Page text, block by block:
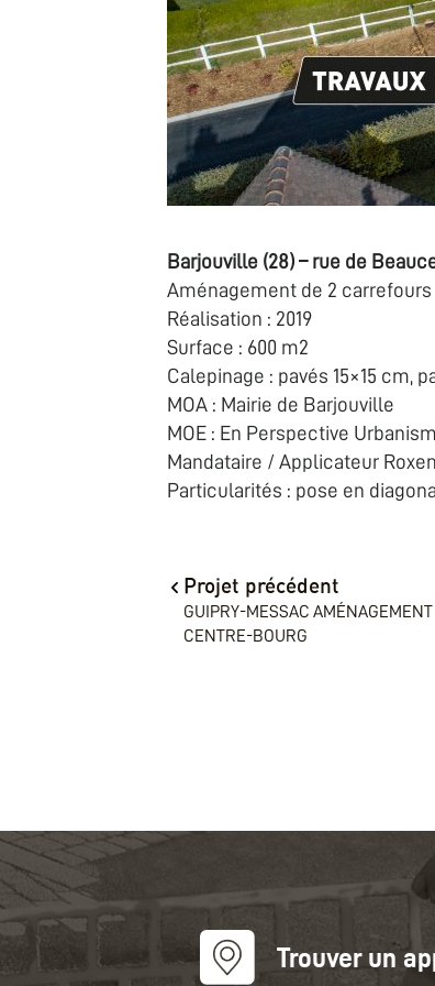
Barjouville (28) – rue de
Aménagement de 2 carrefours
Réalisation : 2019
Surface : 600 m2
Calepinage : pavés 15×15 cm,
MOA : Mairie de Barjouville
MOE : En Perspective
Mandataire / Applicateur
Particularités : pose en
Projet précédent
GUIPRY-MESSAC AMÉNAGEMENT
CENTRE-BOURG
Trouver un